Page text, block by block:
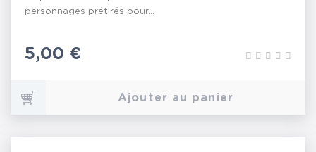
personnages prétirés pour...
Prix
5,00 €
Ajouter au panier